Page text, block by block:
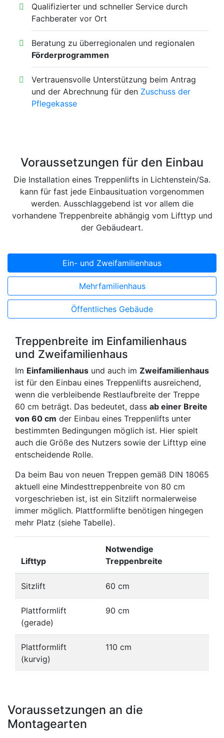
Qualifizierter und schneller Service durch
Fachberater vor Ort
Beratung zu überregionalen und regionalen
Förderprogrammen
Vertrauensvolle Unterstützung beim Antrag
und der Abrechnung für den Zuschuss der
Pflegekasse
Voraussetzungen für den Einbau
Die Installation eines Treppenlifts in Lichtenstein/Sa.
kann für fast jede Einbausituation vorgenommen
werden. Ausschlaggebend ist vor allem die
vorhandene Treppenbreite abhängig vom Lifttyp und
der Gebäudeart.
Ein- und Zweifamilienhaus
Mehrfamilienhaus
Öffentliches Gebäude
Treppenbreite im Einfamilienhaus
und Zweifamilienhaus
Im Einfamilienhaus und auch im Zweifamilienhaus
ist für den Einbau eines Treppenlifts ausreichend,
wenn die verbleibende Restlaufbreite der Treppe
60 cm beträgt. Das bedeutet, dass ab einer Breite
von 60 cm der Einbau eines Treppenlifts unter
bestimmten Bedingungen möglich ist. Hier spielt
auch die Größe des Nutzers sowie der Lifttyp eine
entscheidende Rolle.
Da beim Bau von neuen Treppen gemäß DIN 18065
aktuell eine Mindesttreppenbreite von 80 cm
vorgeschrieben ist, ist ein Sitzlift normalerweise
immer möglich. Plattformlifte benötigen hingegen
mehr Platz (siehe Tabelle).
Lifttyp
Notwendige
Treppenbreite
Sitzlift 60 cm
Plattformlift
(gerade)
90 cm
Plattformlift
(kurvig)
110 cm
Voraussetzungen an die
Montagearten